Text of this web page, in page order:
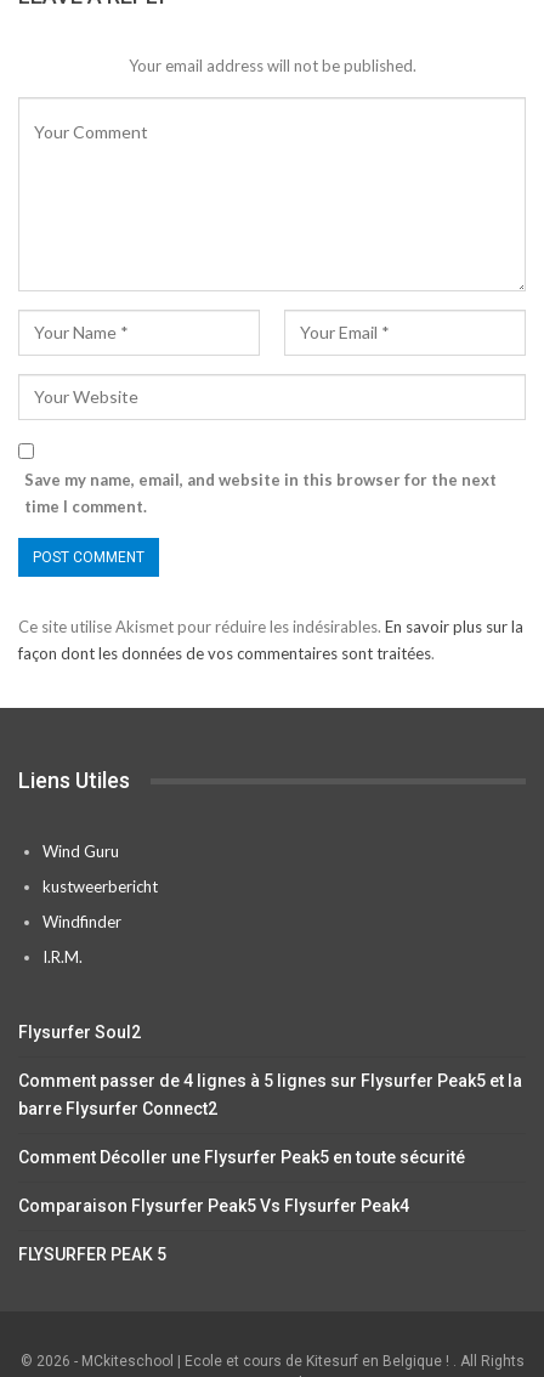
Your email address will not be published.
Save my name, email, and website in this browser for the next
time I comment.
Ce site utilise Akismet pour réduire les indésirables. En savoir plus sur la
façon dont les données de vos commentaires sont traitées.
Liens Utiles
Wind Guru
kustweerbericht
Windfinder
I.R.M.
Flysurfer Soul2
Comment passer de 4 lignes à 5 lignes sur Flysurfer Peak5 et la
barre Flysurfer Connect2
Comment Décoller une Flysurfer Peak5 en toute sécurité
Comparaison Flysurfer Peak5 Vs Flysurfer Peak4
FLYSURFER PEAK 5
© 2026 - MCkiteschool | Ecole et cours de Kitesurf en Belgique ! . All Rights